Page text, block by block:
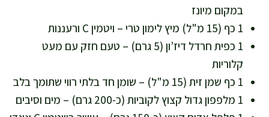
במקום מיונז
1 כף (15 מ"ל) מיץ לימון טרי – ויטמין C ורעננות
1 כפית חרדל דיז’ון (5 גרם) – טעם חזק עם מעט
קלוריות
1 כף שמן זית (15 מ"ל) – שומן חד בלתי רווי שתומך בלב
1 מלפפון גדול קצוץ לקוביות (כ-200 גרם) – מים וסיבים